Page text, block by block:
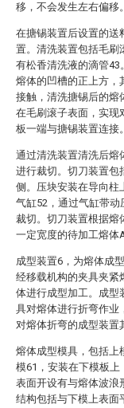
移，不会发生左右偏移。
在搪锡装置后设置的送
置。清洗装置包括毛刷
有松香清洗液的滴管
熔体的凹槽的正上方，
接触，清洗搪锡后的熔
在毛刷滚子表面，实现
板一端与搪锡装置连接。
通过清洗装置清洗后熔
进行裁切。切刀装置包
侧。压块安装在导向柱
气缸52，通过气缸带
裁切。切刀装置根据熔
一定宽度的待加工熔体A
成型装置6，为熔体成
经移载机构的夹具夹紧
体进行成型加工。成型
具对熔体进行折弯作业
对熔体折弯的成型装置
熔体成型模具，包括上
模61，安装在下模板
表面开设有与熔体波浪
结构包括与下模上表面